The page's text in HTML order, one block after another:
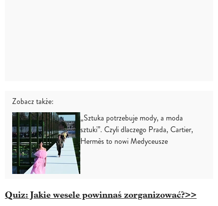
Zobacz także:
„Sztuka potrzebuje mody, a moda
sztuki”. Czyli dlaczego Prada, Cartier,
Hermès to nowi Medyceusze
Quiz: Jakie wesele powinnaś zorganizować?>>